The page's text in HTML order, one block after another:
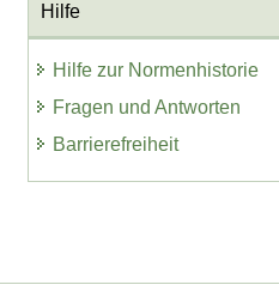
Hilfe
Hilfe zur Normenhistorie
Fragen und Antworten
Barrierefreiheit